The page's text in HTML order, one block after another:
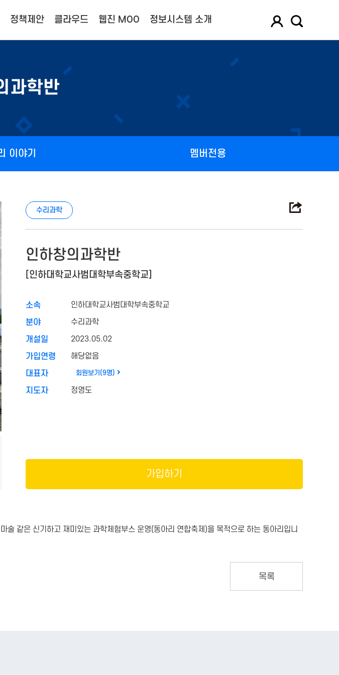
정책제안 클라우드 웹진 MOO 정보시스템 소개
과학반
이야기 멤버전용
수리과학
인하창의과학반
[인하대학교사범대학부속중학교]
소속
인하대학교사범대학부속중학교
분야
수리과학
개설일
2023.05.02
가입연령
해당없음
대표자
회원보기(9명)
지도자 정영도
가입하기
같은 신기하고 재미있는 과학체험부스 운영(동아리 연합축제)을 목적으로 하는 동아리입니
목록